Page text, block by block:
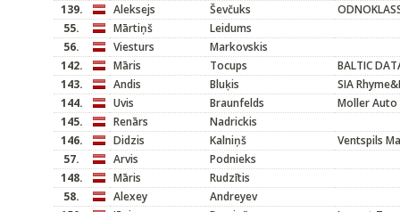
139.
Aleksejs Ševčuks
55.
Mārtiņš
Leidums
56.
Viesturs
Markovskis
142.
Māris Tocups
BALTIC
143.
Andis Bluķis
SIA
144.
Uvis Braunfelds
Moller Auto
145.
Renārs
Nadrickis
146.
Didzis Kalniņš
Ventspils
57.
Arvis
Podnieks
148.
Māris
Rudzītis
58.
Alexey
Andreyev